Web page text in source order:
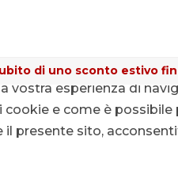
di uno sconto estivo
vostra esperienza di
e come è possibile
presente sito,